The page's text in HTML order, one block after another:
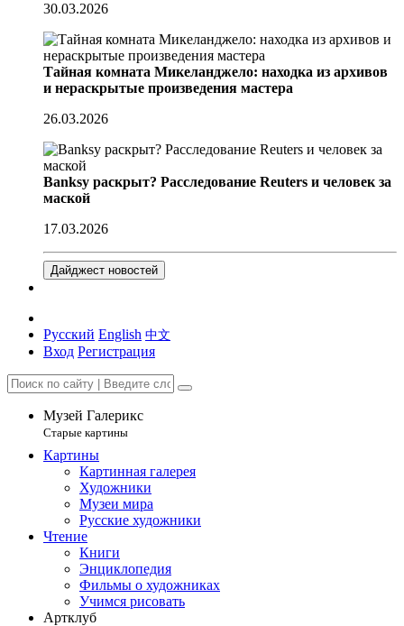
30.03.2026
Тайная комната Микеланджело: находка из архивов
и нераскрытые произведения мастера
26.03.2026
Banksy раскрыт? Расследование Reuters и человек за
маской
17.03.2026
Дайджест новостей
Русский English 中文
Вход Регистрация
Музей Галерикс
Старые картины
Картины
Картинная галерея
Художники
Музеи мира
Русские художники
Чтение
Книги
Энциклопедия
Фильмы о художниках
Учимся рисовать
Артклуб